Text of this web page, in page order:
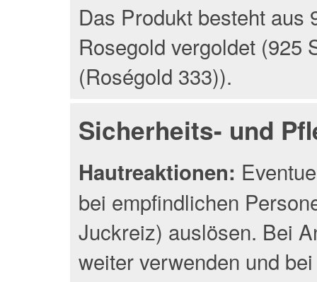
Das Produkt besteht aus
Rosegold vergoldet (925
(Roségold 333)).
Sicherheits- und
Hautreaktionen:
bei empfindlichen
Juckreiz) auslösen. Bei
weiter verwenden und